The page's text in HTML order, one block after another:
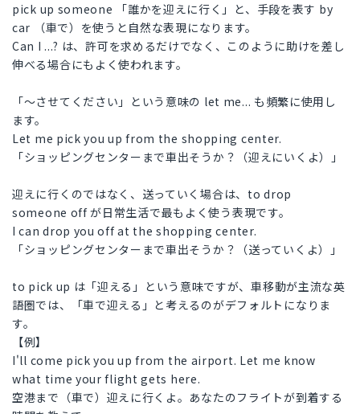
pick up someone 「誰かを迎えに行く」と、手段を表す by
car （車で）を使うと自然な表現になります。
Can I ...? は、許可を求めるだけでなく、このように助けを差し
伸べる場合にもよく使われます。
「～させてください」という意味の let me... も頻繁に使用し
ます。
Let me pick you up from the shopping center.
「ショッピングセンターまで車出そうか？（迎えにいくよ）」
迎えに行くのではなく、送っていく場合は、to drop
someone off が日常生活で最もよく使う表現です。
I can drop you off at the shopping center.
「ショッピングセンターまで車出そうか？（送っていくよ）」
to pick up は「迎える」という意味ですが、車移動が主流な英
語圏では、「車で迎える」と考えるのがデフォルトになりま
す。
【例】
I'll come pick you up from the airport. Let me know
what time your flight gets here.
空港まで（車で）迎えに行くよ。あなたのフライトが到着する